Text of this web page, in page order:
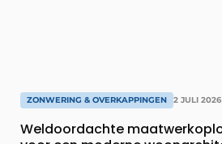
ZONWERING & OVERKAPPINGEN 2 JULI 2026
Weldoordachte